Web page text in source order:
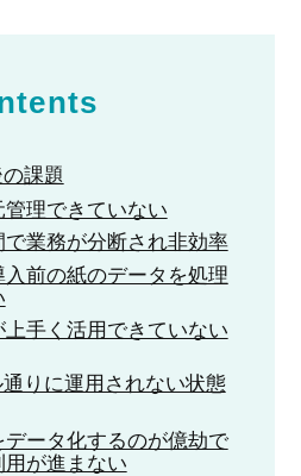
課題
理できていない
で業務が分断され非効率
入前の紙のデータを処理
上手く活用できていない
りに運用されない状態
データ化するのが億劫で
用が進まない